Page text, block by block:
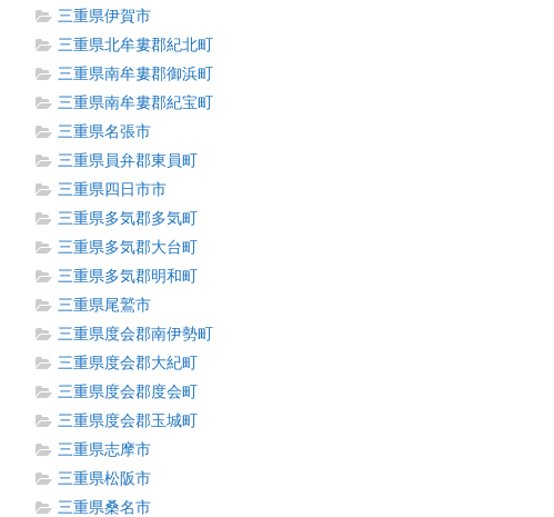
三重県伊賀市
三重県北牟婁郡紀北町
三重県南牟婁郡御浜町
三重県南牟婁郡紀宝町
三重県名張市
三重県員弁郡東員町
三重県四日市市
三重県多気郡多気町
三重県多気郡大台町
三重県多気郡明和町
三重県尾鷲市
三重県度会郡南伊勢町
三重県度会郡大紀町
三重県度会郡度会町
三重県度会郡玉城町
三重県志摩市
三重県松阪市
三重県桑名市